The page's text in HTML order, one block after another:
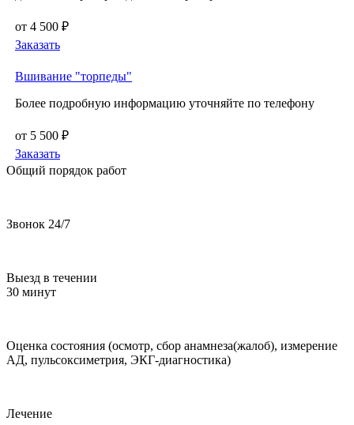
от 4 500 ₽
Заказать
Вшивание "торпеды"
Более подробную информацию уточняйте по телефону
от 5 500 ₽
Заказать
Общий порядок работ
Звонок 24/7
Выезд в течении
30 минут
Оценка состояния (осмотр, сбор анамнеза(жалоб), измерение
АД, пульсоксиметрия, ЭКГ-диагностика)
Лечение